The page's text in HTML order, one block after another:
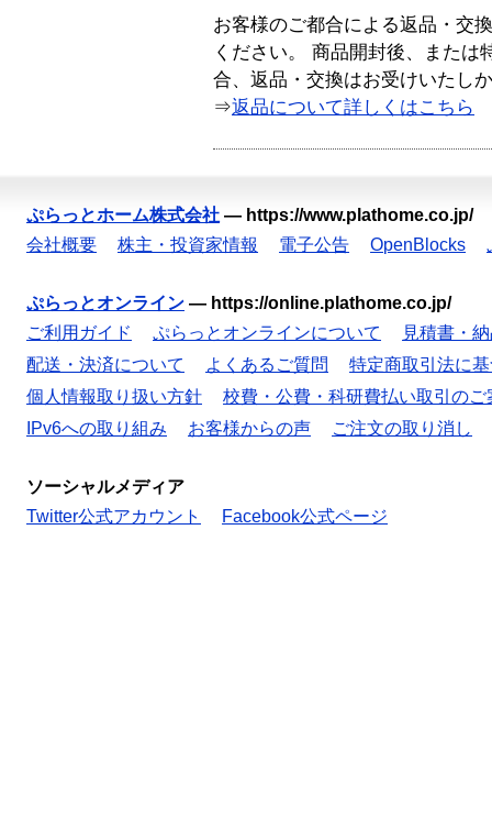
お客様のご都合による返品・交
ください。 商品開封後、または
合、返品・交換はお受けいたし
⇒返品について詳しくはこちら
ぷらっとホーム株式会社 — https://www.plathome.co.jp/
会社概要
株主・投資家情報 電子公告 OpenBlocks
ぷらっとオンライン — https://online.plathome.co.jp/
ご利用ガイド
ぷらっとオンラインについて
見積書・
配送・決済について
よくあるご質問
特定商取引法に
個人情報取り扱い方針
校費・公費・科研費払い取引のご
IPv6への取り組み
お客様からの声 ご注文の取り消し
ソーシャルメディア
Twitter公式アカウント
Facebook公式ページ